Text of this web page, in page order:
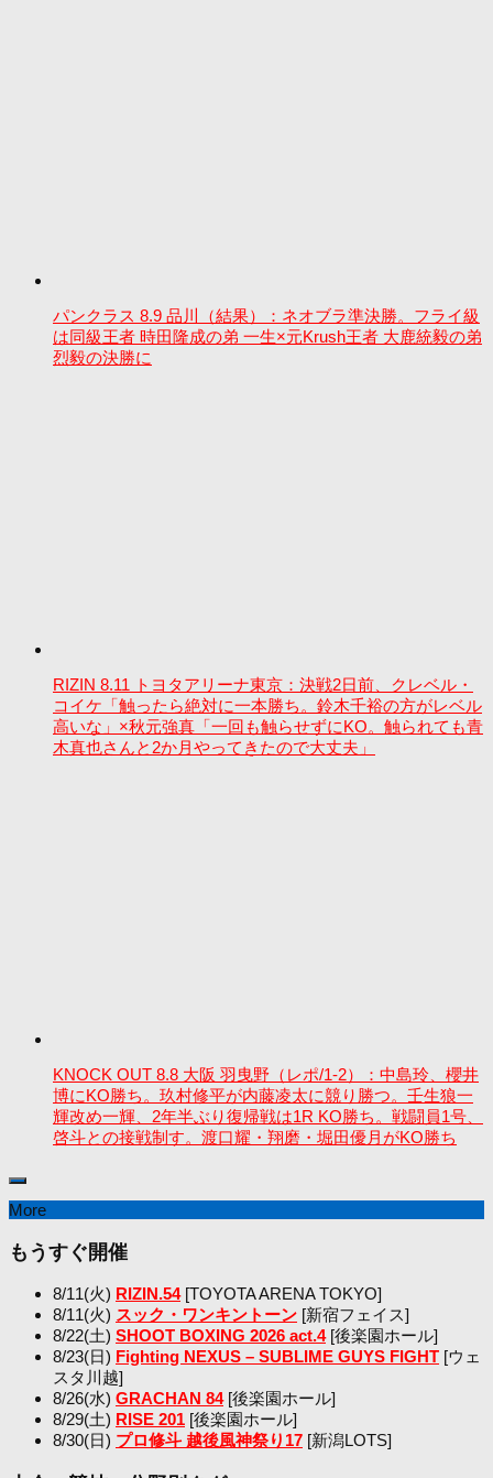
パンクラス 8.9 品川（結果）：ネオブラ準決勝。フライ級
は同級王者 時田隆成の弟 一生×元Krush王者 大鹿統毅の弟
烈毅の決勝に
RIZIN 8.11 トヨタアリーナ東京：決戦2日前、クレベル・
コイケ「触ったら絶対に一本勝ち。鈴木千裕の方がレベル
高いな」×秋元強真「一回も触らせずにKO。触られても青
木真也さんと2か月やってきたので大丈夫」
KNOCK OUT 8.8 大阪 羽曳野（レポ/1-2）：中島玲、櫻井
博にKO勝ち。玖村修平が内藤凌太に競り勝つ。壬生狼一
輝改め一輝、2年半ぶり復帰戦は1R KO勝ち。戦闘員1号、
啓斗との接戦制す。渡口耀・翔磨・堀田優月がKO勝ち
More
もうすぐ開催
8/11(火) RIZIN.54[TOYOTA ARENA TOKYO]
8/11(火) スック・ワンキントーン [新宿フェイス]
8/22(土) SHOOT BOXING 2026 act.4[後楽園ホール]
8/23(日) Fighting NEXUS – SUBLIME GUYS FIGHT [ウェ
スタ川越]
8/26(水) GRACHAN 84[後楽園ホール]
8/29(土) RISE 201 [後楽園ホール]
8/30(日) プロ修斗 越後風神祭り17 [新潟LOTS]